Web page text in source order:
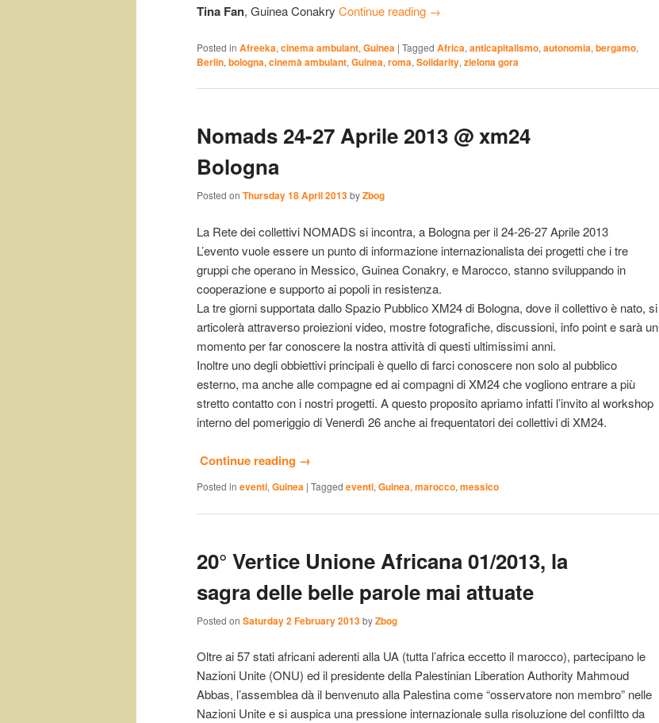
Tina Fan, Guinea Conakry Continue reading →
Posted in Afreeka, cinema ambulant, Guinea | Tagged Africa, anticapitalismo, autonomia, bergamo,
Berlin, bologna, cinemà ambulant, Guinea, roma, Solidarity, zielona gora
Nomads 24-27 Aprile 2013 @ xm24
Bologna
Posted on Thursday 18 April 2013byZbog
La Rete dei collettivi NOMADS si incontra, a Bologna per il 24-26-27 Aprile 2013
L’evento vuole essere un punto di informazione internazionalista dei progetti che i tre
gruppi che operano in Messico, Guinea Conakry, e Marocco, stanno sviluppando in
cooperazione e supporto ai popoli in resistenza.
La tre giorni supportata dallo Spazio Pubblico XM24 di Bologna, dove il collettivo è nato, si
articolerà attraverso proiezioni video, mostre fotografiche, discussioni, info point e sarà un
momento per far conoscere la nostra attività di questi ultimissimi anni.
Inoltre uno degli obbiettivi principali è quello di farci conoscere non solo al pubblico
esterno, ma anche alle compagne ed ai compagni di XM24 che vogliono entrare a più
stretto contatto con i nostri progetti. A questo proposito apriamo infatti l’invito al workshop
interno del pomeriggio di Venerdì 26 anche ai frequentatori dei collettivi di XM24.
Continue reading →
Posted in eventi, Guinea | Tagged eventi, Guinea, marocco, messico
20° Vertice Unione Africana 01/2013, la
sagra delle belle parole mai attuate
Posted on Saturday 2 February 2013byZbog
Oltre ai 57 stati africani aderenti alla UA (tutta l’africa eccetto il marocco), partecipano le
Nazioni Unite (ONU) ed il presidente della Palestinian Liberation Authority Mahmoud
Abbas, l’assemblea dà il benvenuto alla Palestina come “osservatore non membro” nelle
Nazioni Unite e si auspica una pressione internazionale sulla risoluzione del confiltto da